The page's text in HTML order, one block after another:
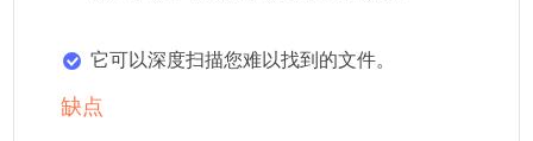
它可以深度扫描您难以找到的文件。
缺点